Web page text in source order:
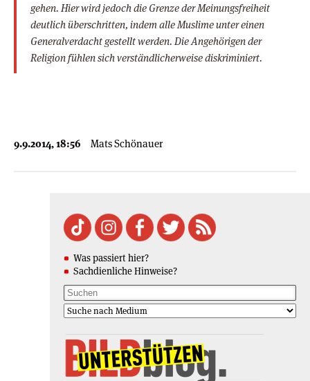
gehen. Hier wird jedoch die Grenze der Meinungsfreiheit
deutlich überschritten, indem alle Muslime unter einen
Generalverdacht gestellt werden. Die Angehörigen der
Religion fühlen sich verständlicherweise diskriminiert.
9.9.2014, 18:56 Mats Schönauer
Was passiert hier?
Sachdienliche Hinweise?